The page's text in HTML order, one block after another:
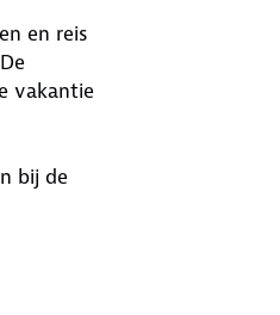
en reis
vakantie
bij de